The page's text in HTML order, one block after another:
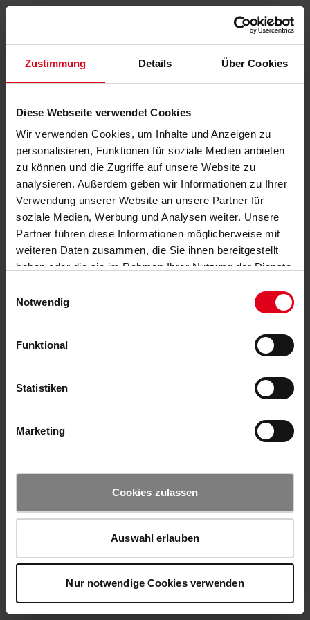
Zustimmung Details Über Cookies
Diese Webseite verwendet Cookies
Wir verwenden Cookies, um Inhalte und Anzeigen zu
personalisieren, Funktionen für soziale Medien anbieten
zu können und die Zugriffe auf unsere Website zu
analysieren. Außerdem geben wir Informationen zu Ihrer
Verwendung unserer Website an unsere Partner für
soziale Medien, Werbung und Analysen weiter. Unsere
Partner führen diese Informationen möglicherweise mit
weiteren Daten zusammen, die Sie ihnen bereitgestellt
haben oder die sie im Rahmen Ihrer Nutzung der Dienste
Notwendig
Funktional
Statistiken
Marketing
Cookies zulassen
Auswahl erlauben
Nur notwendige Cookies verwenden